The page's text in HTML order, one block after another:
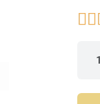
 